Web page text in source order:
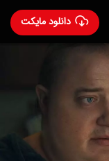
دانلود مایکت